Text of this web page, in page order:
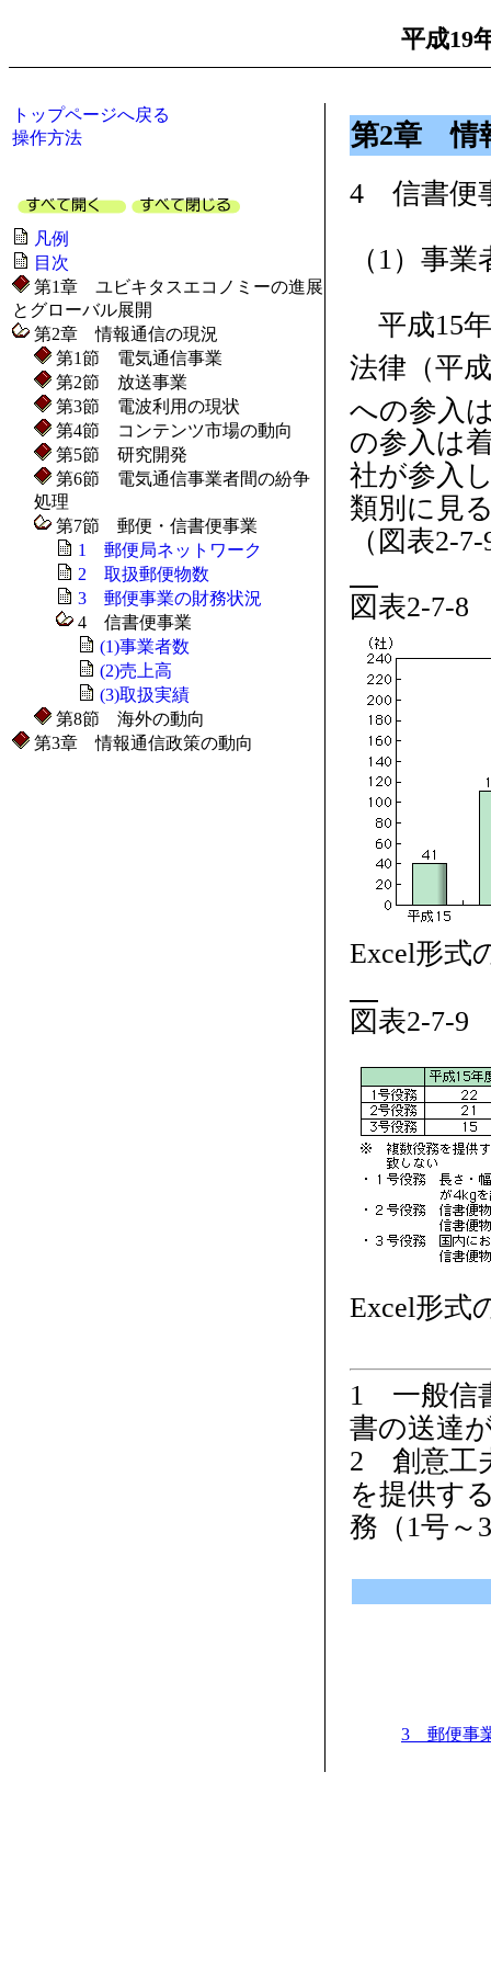
平成19
トップページへ戻る
操作方法
凡例
目次
第1章 ユビキタスエコノミーの進展
とグローバル展開
第2章 情報通信の現況
第1節 電気通信事業
第2節 放送事業
第3節 電波利用の現状
第4節 コンテンツ市場の動向
第5節 研究開発
第6節 電気通信事業者間の紛争
処理
第7節 郵便・信書便事業
1 郵便局ネットワーク
2 取扱郵便物数
3 郵便事業の財務状況
4 信書便事業
(1)事業者数
(2)売上高
(3)取扱実績
第8節 海外の動向
第3章 情報通信政策の動向
第2章 情
4 信書便
（1）事業
平成15
法律（平
への参入
の参入は
社が参入
類別に見
（図表2-
図表2-7-8
Excel形式
図表2-7-9
Excel形式
1 一般信
書の送達
2 創意工
を提供す
務（1号～
3 郵便事